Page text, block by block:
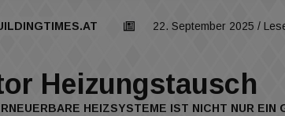
22. September 2025 /
Heizungstausch
HEIZSYSTEME IST NICHT NUR